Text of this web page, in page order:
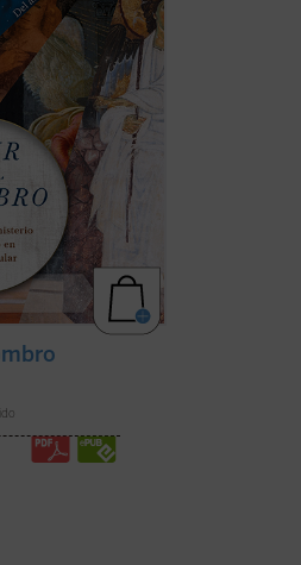
no ha
hemos
la ...
(ver ficha)